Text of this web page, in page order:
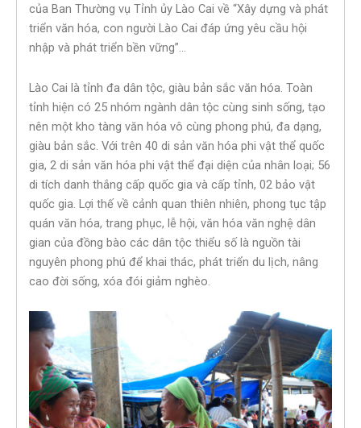
của Ban Thường vụ Tỉnh ủy Lào Cai về “Xây dựng và phát
triển văn hóa, con người Lào Cai đáp ứng yêu cầu hội
nhập và phát triển bền vững”…
Lào Cai là tỉnh đa dân tộc, giàu bản sắc văn hóa. Toàn
tỉnh hiện có 25 nhóm ngành dân tộc cùng sinh sống, tạo
nên một kho tàng văn hóa vô cùng phong phú, đa dạng,
giàu bản sắc. Với trên 40 di sản văn hóa phi vật thể quốc
gia, 2 di sản văn hóa phi vật thể đại diện của nhân loại; 56
di tích danh thắng cấp quốc gia và cấp tỉnh, 02 bảo vật
quốc gia. Lợi thế về cảnh quan thiên nhiên, phong tục tập
quán văn hóa, trang phục, lễ hội, văn hóa văn nghệ dân
gian của đồng bào các dân tộc thiểu số là nguồn tài
nguyên phong phú để khai thác, phát triển du lịch, nâng
cao đời sống, xóa đói giảm nghèo.